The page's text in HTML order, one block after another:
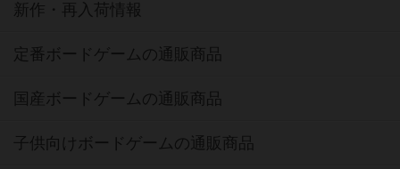
新作・再入荷情報
定番ボードゲームの通販商品
国産ボードゲームの通販商品
子供向けボードゲームの通販商品